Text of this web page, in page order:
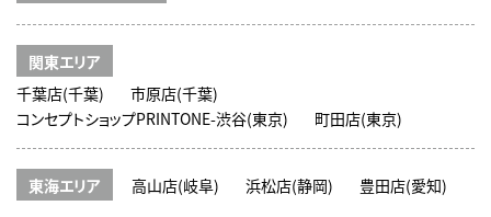
関東エリア
千葉店(千葉)
市原店(千葉)
コンセプトショップPRINTONE-渋谷(東京)
町田店(東京)
東海エリア 高山店(岐阜) 浜松店(静岡) 豊田店(愛知)